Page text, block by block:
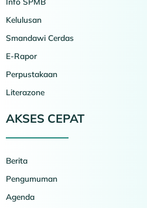
Kelulusan
Smandawi Cerdas
E-Rapor
Perpustakaan
Literazone
AKSES CEPAT
Berita
Pengumuman
Agenda